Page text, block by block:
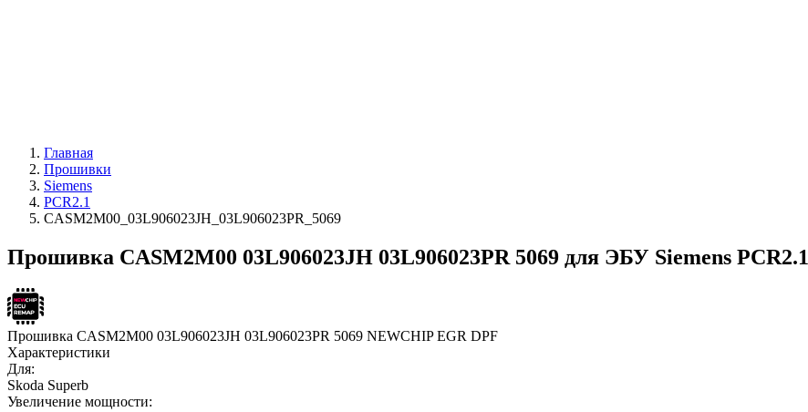
Главная
Прошивки
Siemens
PCR2.1
CASM2M00_03L906023JH_03L906023PR_5069
Прошивка CASM2M00 03L906023JH 03L906023PR 5069 для ЭБУ Siemens PCR2.1
Прошивка CASM2M00 03L906023JH 03L906023PR 5069 NEWCHIP EGR DPF
Характеристики
Для:
Skoda Superb
Увеличение мощности: